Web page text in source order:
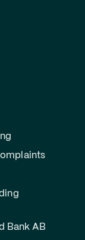
Bank AB